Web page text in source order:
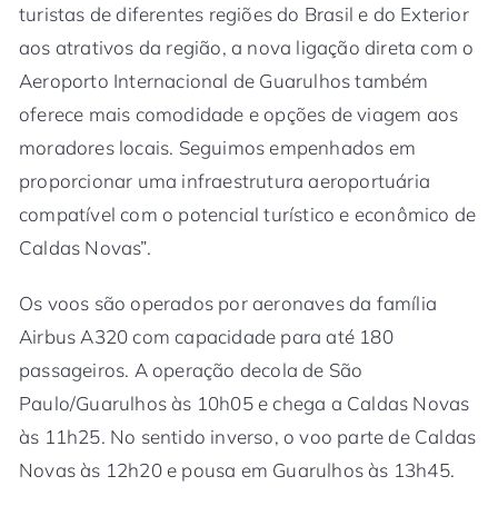
turistas de diferentes regiões do Brasil e do Exterior
aos atrativos da região, a nova ligação direta com o
Aeroporto Internacional de Guarulhos também
oferece mais comodidade e opções de viagem aos
moradores locais. Seguimos empenhados em
proporcionar uma infraestrutura aeroportuária
compatível com o potencial turístico e econômico de
Caldas Novas”.
Os voos são operados por aeronaves da família
Airbus A320 com capacidade para até 180
passageiros. A operação decola de São
Paulo/Guarulhos às 10h05 e chega a Caldas Novas
às 11h25. No sentido inverso, o voo parte de Caldas
Novas às 12h20 e pousa em Guarulhos às 13h45.